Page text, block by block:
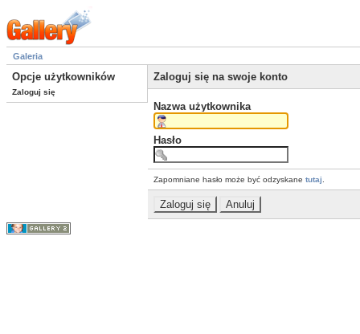
Galeria
Opcje użytkowników
Zaloguj się
Zaloguj się na swoje konto
Nazwa użytkownika
Hasło
Zapomniane hasło może być odzyskane tutaj